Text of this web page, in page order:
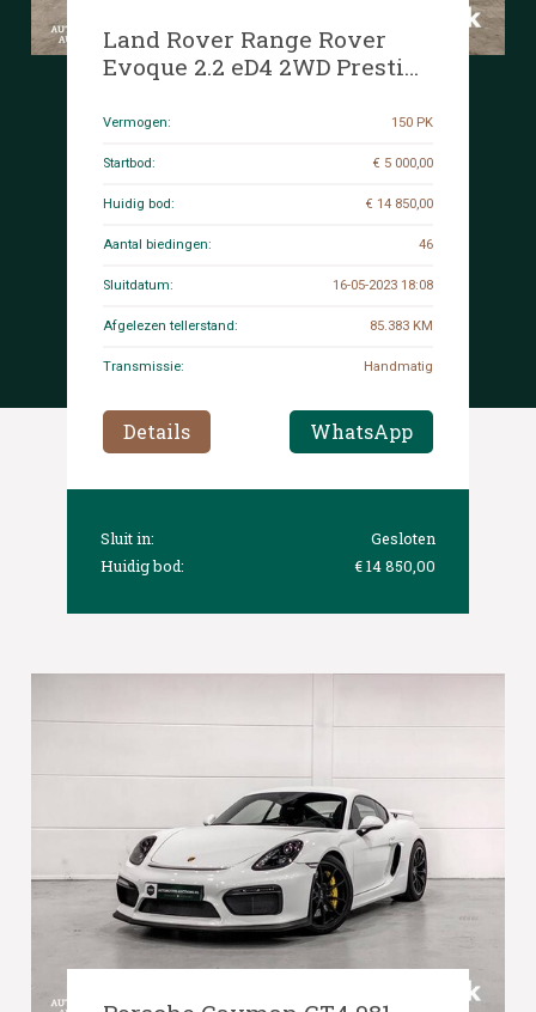
Land Rover Range Rover
Evoque 2.2 eD4 2WD Prestige
Vermogen: 150 PK
Startbod: € 5 000,00
Huidig bod: € 14 850,00
Aantal biedingen: 46
Sluitdatum: 16-05-2023 18:08
Afgelezen tellerstand: 85.383 KM
Transmissie: Handmatig
Details WhatsApp
Sluit in:
Gesloten
Huidig bod:
€ 14 850,00